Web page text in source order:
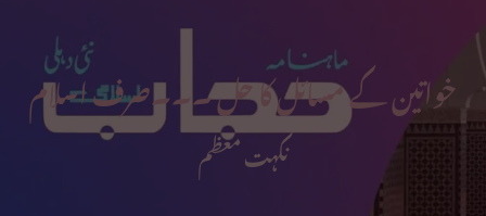
خواتین کے مسائل کا حل ۔۔۔صرف اسلام
نکہت معظم